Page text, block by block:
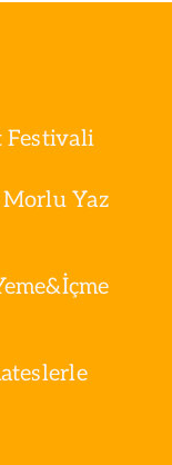
Festivali
Yaz